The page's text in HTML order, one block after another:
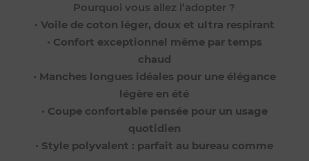
Pourquoi vous allez l’adopter ?
• Voile de coton léger, doux et ultra respirant
• Confort exceptionnel même par temps
chaud
• Manches longues idéales pour une élégance
légère en été
• Coupe confortable pensée pour un usage
quotidien
• Style polyvalent : parfait au bureau comme